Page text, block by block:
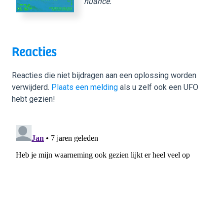
Reacties
Reacties die niet bijdragen aan een oplossing worden
verwijderd. Plaats een melding als u zelf ook een UFO
hebt gezien!